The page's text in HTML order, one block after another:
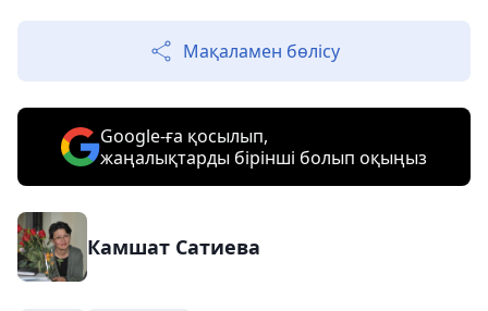
Мақаламен бөлісу
Google-ға қосылып,
жаңалықтарды бірінші болып оқыңыз
Камшат Сатиева